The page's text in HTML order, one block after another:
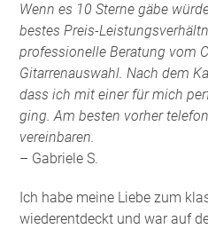
Wenn es 10 Sterne gäbe
bestes Preis-
professionelle Beratung vom
Gitarrenauswahl. Nach dem
dass ich mit einer für mich
ging. Am besten vorher
vereinbaren.
– Gabriele S.
Ich habe meine Liebe zum
wiederentdeckt und war auf